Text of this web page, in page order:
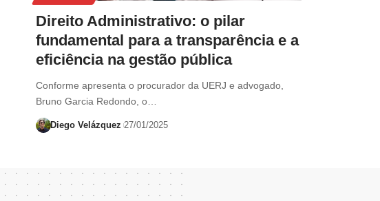
Direito Administrativo: o pilar
fundamental para a transparência e a
eficiência na gestão pública
Conforme apresenta o procurador da UERJ e advogado,
Bruno Garcia Redondo, o…
Diego Velázquez 27/01/2025